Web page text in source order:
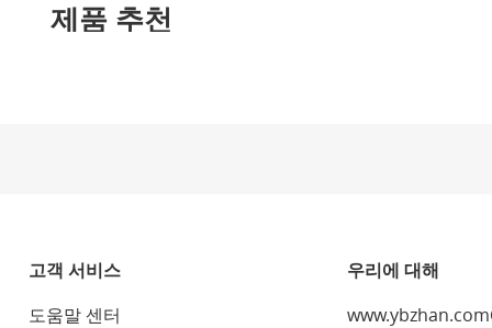
제품 추천
고객 서비스
도움말 센터
우리에 대해